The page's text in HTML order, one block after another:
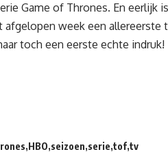
Game of Thrones. En eerlijk
week een allereerste
toch een eerste echte indruk!
HBO seizoen serie tof tv